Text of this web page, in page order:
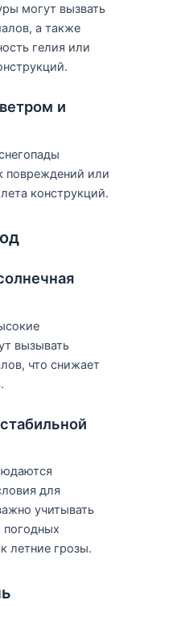
могут вызвать
а также
гелия или
и
повреждений или
конструкций.
вызывать
что снижает
для
учитывать
погодных
летние грозы.